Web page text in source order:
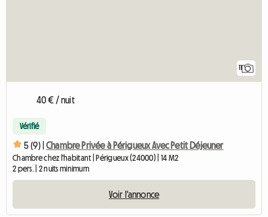
11
40 € / nuit
Vérifié
5 (9) | Chambre Privée à Périgueux Avec Petit Déjeuner
Chambre chez l'habitant | Périgueux (24000) | 14 M2
2 pers. | 2 nuits minimum
Voir l'annonce